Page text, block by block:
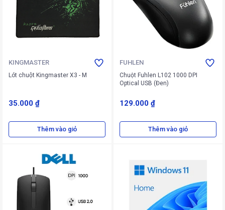
KINGMASTER
Lót chuột Kingmaster X3 - M
35.000 ₫
Thêm vào giỏ
FUHLEN
Chuột Fuhlen L102 1000 DPI
Optical USB (Đen)
129.000 ₫
Thêm vào giỏ